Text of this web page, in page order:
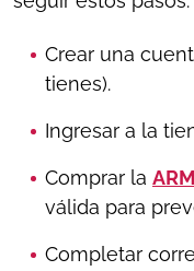
Crear una
tienes).
Ingresar a la
Comprar la
válida para
Completar